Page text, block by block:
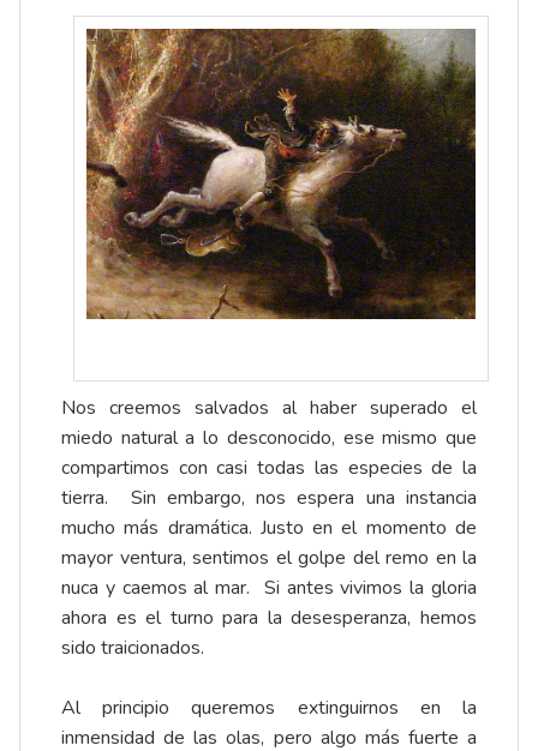
Nos creemos salvados al haber superado el
miedo natural a lo desconocido, ese mismo que
compartimos con casi todas las especies de la
tierra. Sin embargo, nos espera una instancia
mucho más dramática. Justo en el momento de
mayor ventura, sentimos el golpe del remo en la
nuca y caemos al mar. Si antes vivimos la gloria
ahora es el turno para la desesperanza, hemos
sido traicionados.
Al principio queremos extinguirnos en la
inmensidad de las olas, pero algo más fuerte a